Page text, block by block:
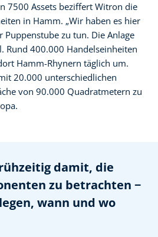
7500 Assets beziffert Witron die
in Hamm. „Wir haben es hier
zu tun. Die Anlage
Rund 400.000 Handelseinheiten
Hamm-Rhynern täglich um.
20.000 unterschiedlichen
von 90.000 Quadratmetern zu
damit, die
zu betrachten −
wann und wo